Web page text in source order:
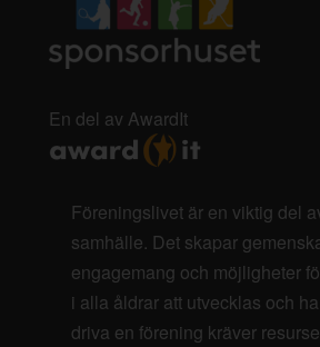
En del av AwardIt
Föreningslivet är en viktig del
samhälle. Det skapar
engagemang och möjligheter
i alla åldrar att utvecklas och
driva en förening kräver